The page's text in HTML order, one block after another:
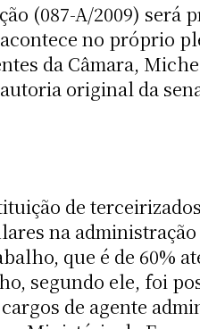
(087-A/2009) será
no próprio
da Câmara,
original da
de
na
que é de 60%
segundo ele, foi
de agente